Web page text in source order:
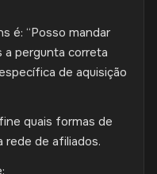
é: “Posso mandar
a pergunta correta
de aquisição
quais formas de
rede de afiliados.